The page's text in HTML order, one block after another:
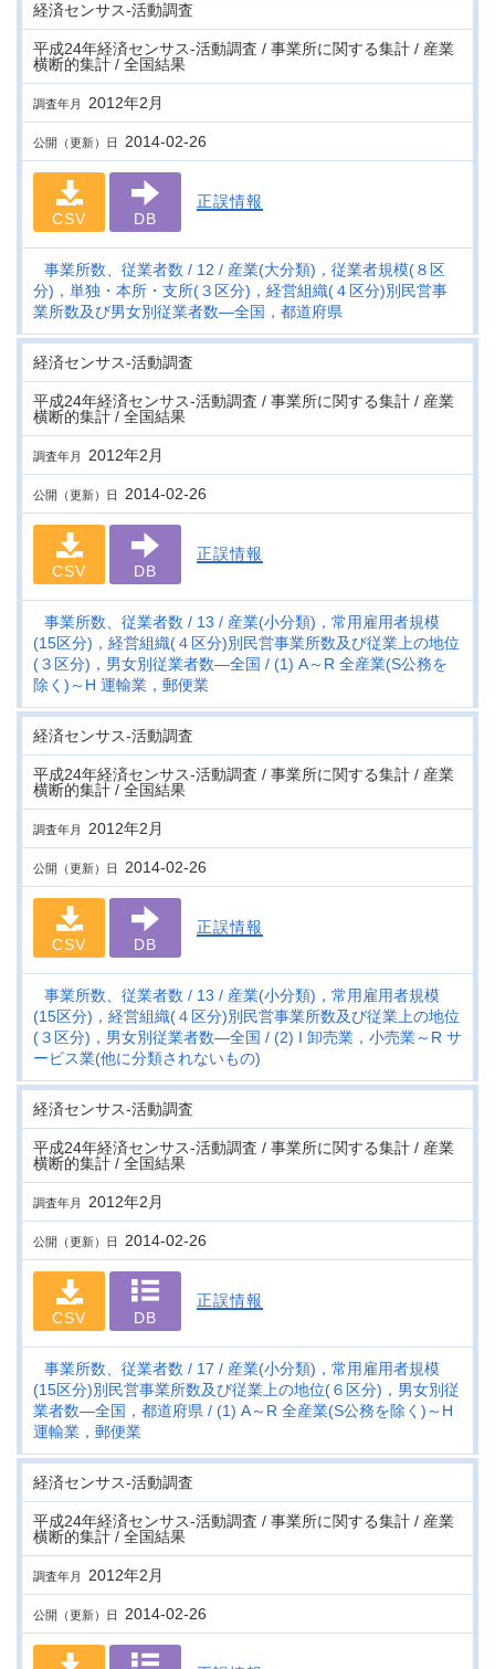
経済センサス‐活動調査
平成24年経済センサス‐活動調査 / 事業所に関する集計 / 産業
横断的集計 / 全国結果
調査年月 2012年2月
公開（更新）日 2014-02-26
CSV DB
正誤情報
事業所数、従業者数 12
産業(大分類)，従業者規模(８区
分)，単独・本所・支所(３区分)，経営組織(４区分)別民営事
業所数及び男女別従業者数―全国，都道府県
経済センサス‐活動調査
平成24年経済センサス‐活動調査 / 事業所に関する集計 / 産業
横断的集計 / 全国結果
調査年月 2012年2月
公開（更新）日 2014-02-26
CSV DB
正誤情報
事業所数、従業者数 13
産業(小分類)，常用雇用者規模
(15区分)，経営組織(４区分)別民営事業所数及び従業上の地位
(３区分)，男女別従業者数―全国
(1) A～R 全産業(S公務を
除く)～H 運輸業，郵便業
経済センサス‐活動調査
平成24年経済センサス‐活動調査 / 事業所に関する集計 / 産業
横断的集計 / 全国結果
調査年月 2012年2月
公開（更新）日 2014-02-26
CSV DB
正誤情報
事業所数、従業者数 13
産業(小分類)，常用雇用者規模
(15区分)，経営組織(４区分)別民営事業所数及び従業上の地位
(３区分)，男女別従業者数―全国
(2) I 卸売業，小売業～R サ
ービス業(他に分類されないもの)
経済センサス‐活動調査
平成24年経済センサス‐活動調査 / 事業所に関する集計 / 産業
横断的集計 / 全国結果
調査年月 2012年2月
公開（更新）日 2014-02-26
CSV DB
正誤情報
事業所数、従業者数 17
産業(小分類)，常用雇用者規模
(15区分)別民営事業所数及び従業上の地位(６区分)，男女別従
業者数―全国，都道府県
(1) A～R 全産業(S公務を除く)～H
運輸業，郵便業
経済センサス‐活動調査
平成24年経済センサス‐活動調査 / 事業所に関する集計 / 産業
横断的集計 / 全国結果
調査年月 2012年2月
公開（更新）日 2014-02-26